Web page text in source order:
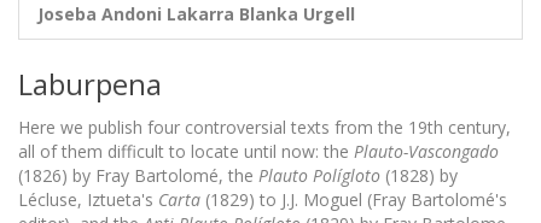
Joseba Andoni Lakarra Blanka Urgell
Laburpena
Here we publish four controversial texts from the 19th century,
all of them difficult to locate until now: the Plauto-Vascongado
(1826) by Fray Bartolomé, the Plauto Polígloto (1828) by
Lécluse, Iztueta's Carta (1829) to J.J. Moguel (Fray Bartolomé's